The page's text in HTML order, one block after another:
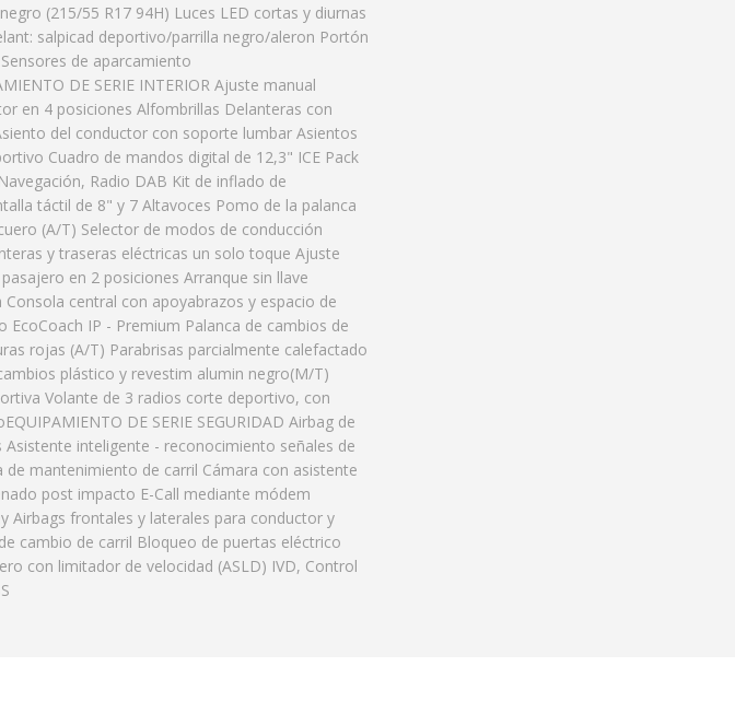
(215/55 R17 94H) Luces LED cortas y diurnas
salpicad deportivo/parrilla negro/aleron Portón
de aparcamiento
DE SERIE INTERIOR Ajuste manual
en 4 posiciones Alfombrillas Delanteras con
del conductor con soporte lumbar Asientos
Cuadro de mandos digital de 12,3" ICE Pack
Radio DAB Kit de inflado de
táctil de 8" y 7 Altavoces Pomo de la palanca
(A/T) Selector de modos de conducción
y traseras eléctricas un solo toque Ajuste
en 2 posiciones Arranque sin llave
Consola central con apoyabrazos y espacio de
EcoCoach IP - Premium Palanca de cambios de
rojas (A/T) Parabrisas parcialmente calefactado
plástico y revestim alumin negro(M/T)
Volante de 3 radios corte deportivo, con
DE SERIE SEGURIDAD Airbag de
Asistente inteligente - reconocimiento señales de
de mantenimiento de carril Cámara con asistente
post impacto E-Call mediante módem
Airbags frontales y laterales para conductor y
cambio de carril Bloqueo de puertas eléctrico
con limitador de velocidad (ASLD) IVD, Control